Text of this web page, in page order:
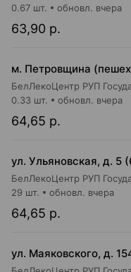
63,90 р.
0.67 шт. обновл. вчера
м. Петровщина
64,65 р.
0.33 шт. обновл. вчера
64,65 р.
29 шт. обновл. вчера
ул. Маяковского, д.